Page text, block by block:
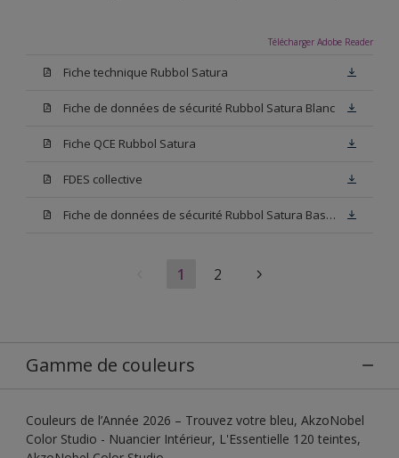
Télécharger Adobe Reader
Fiche technique Rubbol Satura
Fiche de données de sécurité Rubbol Satura Blanc
Fiche QCE Rubbol Satura
FDES collective
Fiche de données de sécurité Rubbol Satura Base N00
1 2
Gamme de couleurs
Couleurs de l’Année 2026 – Trouvez votre bleu, AkzoNobel
Color Studio - Nuancier Intérieur, L'Essentielle 120 teintes,